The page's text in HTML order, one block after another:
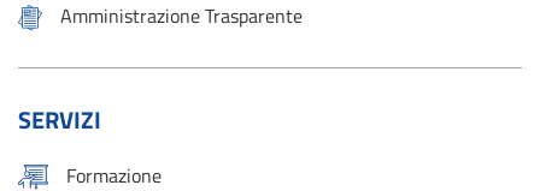
Amministrazione Trasparente
SERVIZI
Formazione